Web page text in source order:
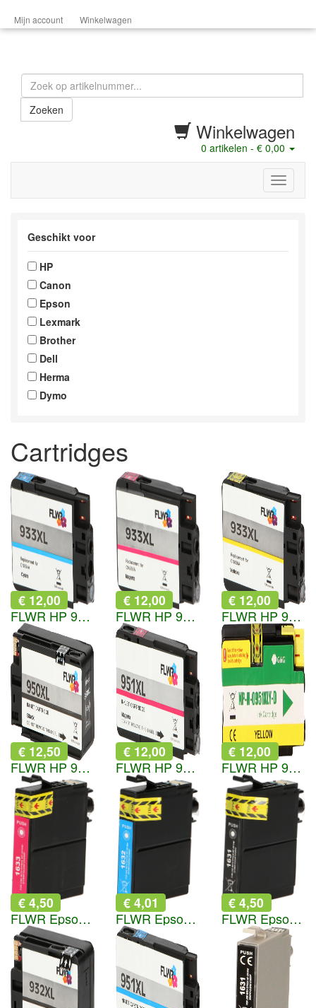
Mijn account Winkelwagen
Zoeken
Winkelwagen
0 artikelen - € 0,00
menu
Geschikt voor
HP
Canon
Epson
Lexmark
Brother
Dell
Herma
Dymo
Cartridges
€ 12,00
FLWR HP 933XL cyaan
€ 12,00
FLWR HP 933XL magenta
€ 12,00
FLWR HP 933XL geel
€ 12,50
FLWR HP 950XL zwart
€ 12,00
FLWR HP 951XL magenta
€ 12,00
FLWR HP 951XL geel
€ 4,50
FLWR Epson 16XL magenta
€ 4,01
FLWR Epson 16XL cyaan
€ 4,50
FLWR Epson 16XL zwart